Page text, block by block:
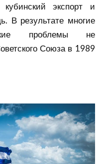
экспорт и
В результате многие
проблемы не
Союза в 1989